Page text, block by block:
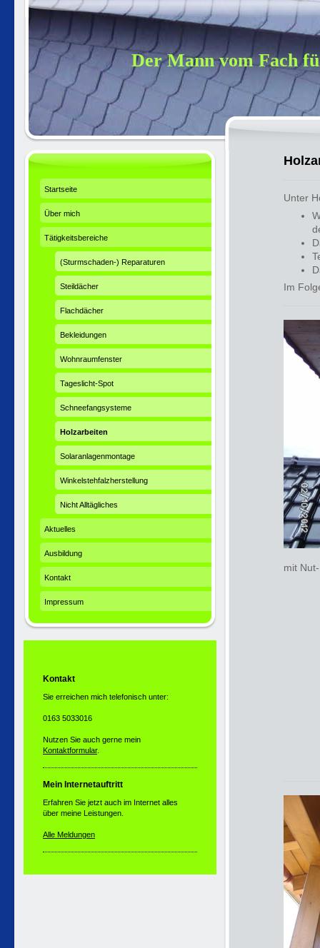
Der Mann vom Fach
Unter
Im
mit
Startseite
Über mich
Tätigkeitsbereiche
(Sturmschaden-) Reparaturen
Steildächer
Flachdächer
Bekleidungen
Wohnraumfenster
Tageslicht-Spot
Schneefangsysteme
Holzarbeiten
Solaranlagenmontage
Winkelstehfalzherstellung
Nicht Alltägliches
Aktuelles
Ausbildung
Kontakt
Impressum
Kontakt
Sie erreichen mich telefonisch unter:
0163 5033016
Nutzen Sie auch gerne mein
Kontaktformular.
Mein Internetauftritt
Erfahren Sie jetzt auch im Internet alles
über meine Leistungen.
Alle Meldungen